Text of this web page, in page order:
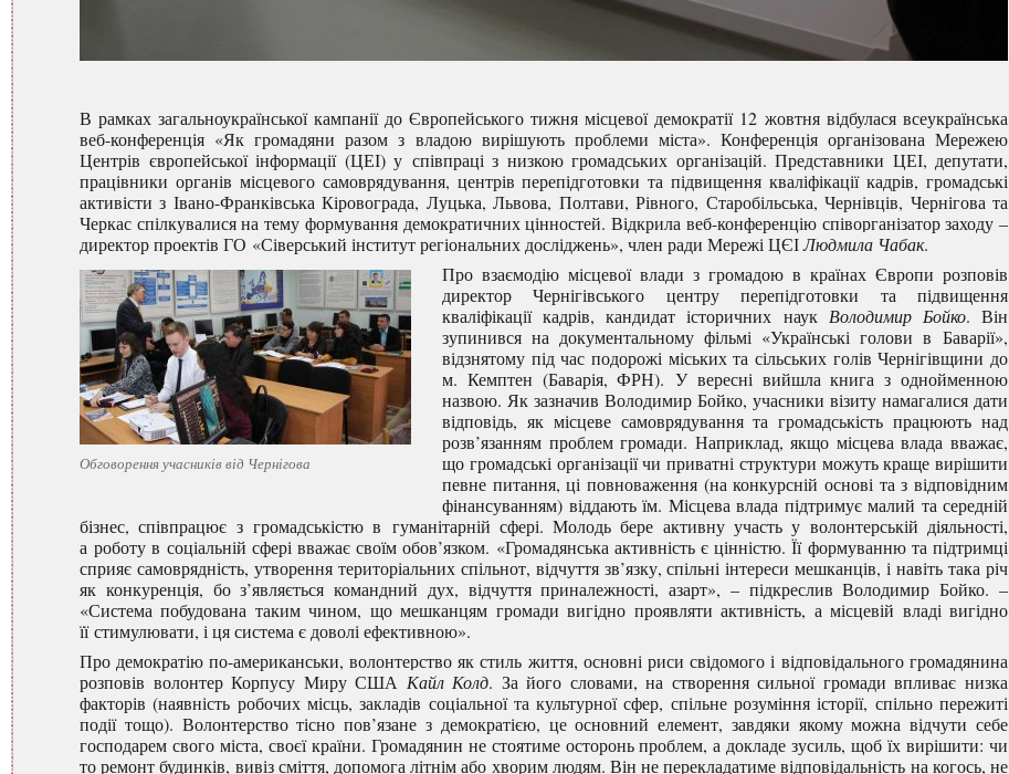
В рамках загальноукраїнської кампанії до Європейського тижня місцевої демократії 12 жовтня відбулася всеукраїнська
веб-конференція «Як громадяни разом з владою вирішують проблеми міста». Конференція організована Мережею
Центрів європейської інформації (ЦЕІ) у співпраці з низкою громадських організацій. Представники ЦЕІ, депутати,
працівники органів місцевого самоврядування, центрів перепідготовки та підвищення кваліфікації кадрів, громадські
активісти з Івано-Франківська Кіровограда, Луцька, Львова, Полтави, Рівного, Старобільська, Чернівців, Чернігова та
Черкас спілкувалися на тему формування демократичних цінностей. Відкрила веб-конференцію співорганізатор заходу –
директор проектів ГО «Сіверський інститут регіональних досліджень», член ради Мережі ЦЄІЛюдмила Чабак.
Обговорення учасників від Чернігова
Про взаємодію місцевої влади з громадою в країнах Європи розповів
директор Чернігівського центру перепідготовки та підвищення
кваліфікації кадрів, кандидат історичних наук Володимир Бойко. Він
зупинився на документальному фільмі «Українські голови в Баварії»,
відзнятому під час подорожі міських та сільських голів Чернігівщини до
м. Кемптен (Баварія, ФРН). У вересні вийшла книга з однойменною
назвою. Як зазначив Володимир Бойко, учасники візиту намагалися дати
відповідь, як місцеве самоврядування та громадськість працюють над
розв’язанням проблем громади. Наприклад, якщо місцева влада вважає,
що громадські організації чи приватні структури можуть краще вирішити
певне питання, ці повноваження (на конкурсній основі та з відповідним
фінансуванням) віддають їм. Місцева влада підтримує малий та середній
бізнес, співпрацює з громадськістю в гуманітарній сфері. Молодь бере активну участь у волонтерській діяльності,
а роботу в соціальній сфері вважає своїм обов’язком. «Громадянська активність є цінністю. Її формуванню та підтримці
сприяє самоврядність, утворення територіальних спільнот, відчуття зв’язку, спільні інтереси мешканців, і навіть така річ
як конкуренція, бо з’являється командний дух, відчуття приналежності, азарт», – підкреслив Володимир Бойко. –
«Система побудована таким чином, що мешканцям громади вигідно проявляти активність, а місцевій владі вигідно
її стимулювати, і ця система є доволі ефективною».
Про демократію по-американськи, волонтерство як стиль життя, основні риси свідомого і відповідального громадянина
розповів волонтер Корпусу Миру США Кайл Колд. За його словами, на створення сильної громади впливає низка
факторів (наявність робочих місць, закладів соціальної та культурної сфер, спільне розуміння історії, спільно пережиті
події тощо). Волонтерство тісно пов’язане з демократією, це основний елемент, завдяки якому можна відчути себе
господарем свого міста, своєї країни. Громадянин не стоятиме осторонь проблем, а докладе зусиль, щоб їх вирішити: чи
то ремонт будинків, вивіз сміття, допомога літнім або хворим людям. Він не перекладатиме відповідальність на когось, не